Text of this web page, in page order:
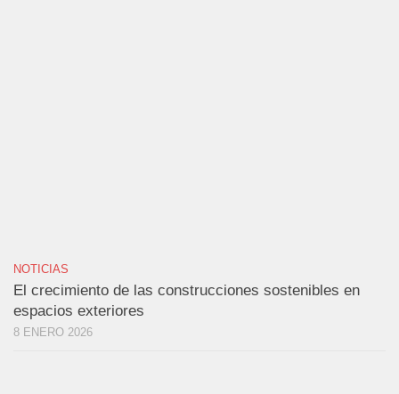
NOTICIAS
El crecimiento de las construcciones sostenibles en
espacios exteriores
8 ENERO 2026